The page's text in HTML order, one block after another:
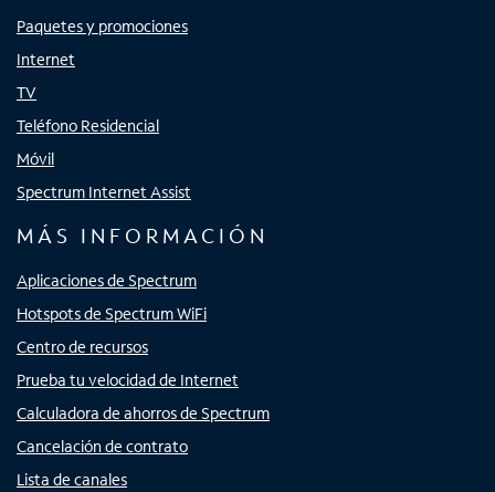
Paquetes y promociones
Internet
TV
Teléfono Residencial
Móvil
Spectrum Internet Assist
MÁS INFORMACIÓN
Aplicaciones de Spectrum
Hotspots de Spectrum WiFi
Centro de recursos
Prueba tu velocidad de Internet
Calculadora de ahorros de Spectrum
Cancelación de contrato
Lista de canales